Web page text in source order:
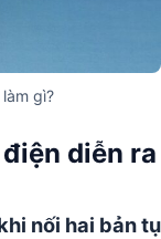
gì?
diễn ra
nối hai bản tụ